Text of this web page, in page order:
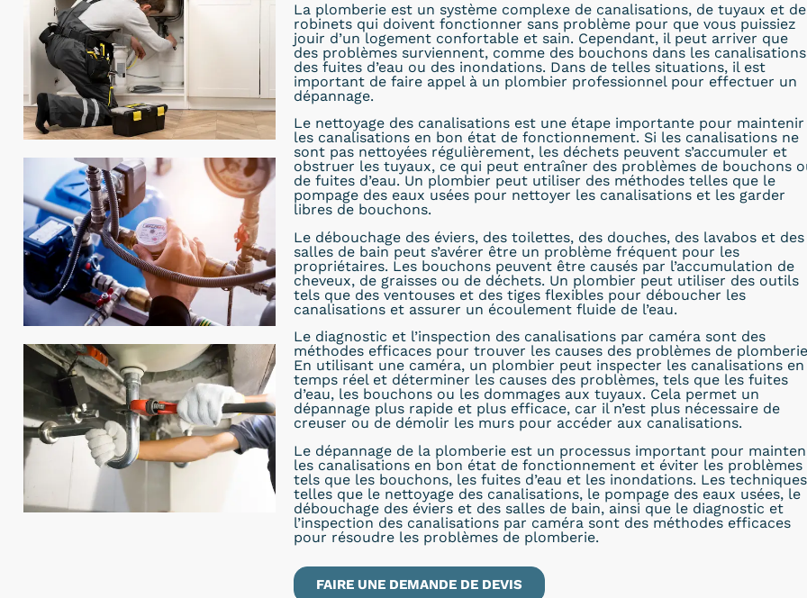
La plomberie est un système complexe de canalisations, de tuyaux et de
robinets qui doivent fonctionner sans problème pour que vous puissiez
jouir d’un logement confortable et sain. Cependant, il peut arriver que
des problèmes surviennent, comme des bouchons dans les
des fuites d’eau ou des inondations. Dans de telles situations, il est
important de faire appel à un plombier professionnel pour effectuer un
dépannage.
Le nettoyage des canalisations est une étape importante pour maintenir
les canalisations en bon état de fonctionnement. Si les canalisations ne
sont pas nettoyées régulièrement, les déchets peuvent s’accumuler et
obstruer les tuyaux, ce qui peut entraîner des problèmes de bouchons
de fuites d’eau. Un plombier peut utiliser des méthodes telles que le
pompage des eaux usées pour nettoyer les canalisations et les garder
libres de bouchons.
Le débouchage des éviers, des toilettes, des douches, des lavabos et des
salles de bain peut s’avérer être un problème fréquent pour les
propriétaires. Les bouchons peuvent être causés par l’accumulation de
cheveux, de graisses ou de déchets. Un plombier peut utiliser des outils
tels que des ventouses et des tiges flexibles pour déboucher les
canalisations et assurer un écoulement fluide de l’eau.
Le diagnostic et l’inspection des canalisations par caméra sont des
méthodes efficaces pour trouver les causes des problèmes de
En utilisant une caméra, un plombier peut inspecter les canalisations en
temps réel et déterminer les causes des problèmes, tels que les fuites
d’eau, les bouchons ou les dommages aux tuyaux. Cela permet un
dépannage plus rapide et plus efficace, car il n’est plus nécessaire de
creuser ou de démolir les murs pour accéder aux canalisations.
Le dépannage de la plomberie est un processus important pour
les canalisations en bon état de fonctionnement et éviter les problèmes
tels que les bouchons, les fuites d’eau et les inondations. Les techniques
telles que le nettoyage des canalisations, le pompage des eaux usées, le
débouchage des éviers et des salles de bain, ainsi que le diagnostic et
l’inspection des canalisations par caméra sont des méthodes efficaces
pour résoudre les problèmes de plomberie.
FAIRE UNE DEMANDE DE DEVIS